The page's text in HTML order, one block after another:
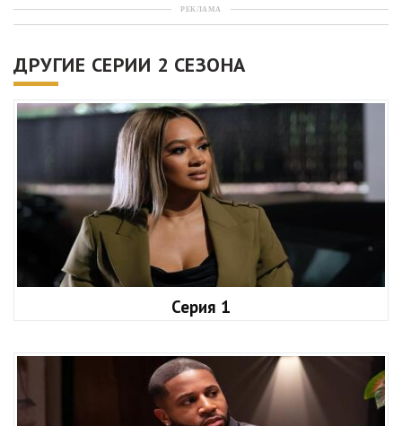
РЕКЛАМА
ДРУГИЕ СЕРИИ 2 СЕЗОНА
Серия 1